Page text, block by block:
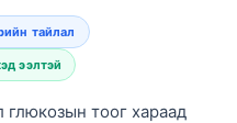
тайлал
ээлтэй
глюкозын тоог хараад